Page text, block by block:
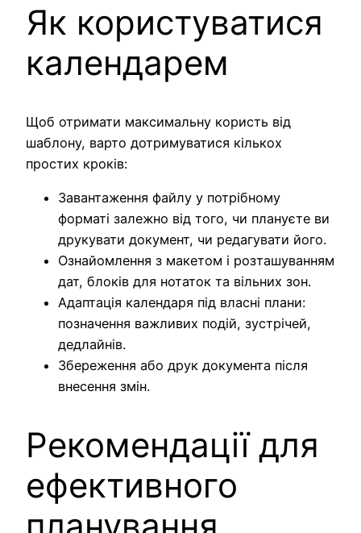
Як користуватися
календарем
Щоб отримати максимальну користь від
шаблону, варто дотримуватися кількох
простих кроків:
Завантаження файлу у потрібному
форматі залежно від того, чи плануєте ви
друкувати документ, чи редагувати його.
Ознайомлення з макетом і розташуванням
дат, блоків для нотаток та вільних зон.
Адаптація календаря під власні плани:
позначення важливих подій, зустрічей,
дедлайнів.
Збереження або друк документа після
внесення змін.
Рекомендації для
ефективного